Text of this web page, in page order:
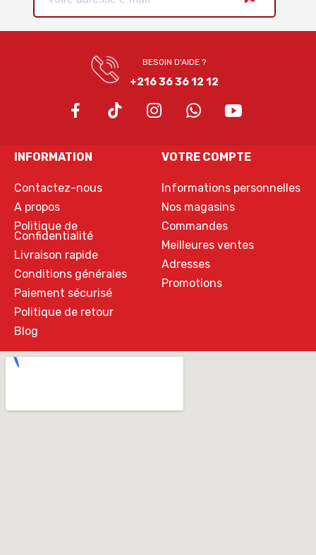
BESOIN D'AIDE ?
+216 36 36 12 12
INFORMATION
Contactez-nous
A propos
Politique de
Confidentialité
Livraison rapide
Conditions générales
Paiement sécurisé
Politique de retour
Blog
VOTRE COMPTE
Informations personnelles
Nos magasins
Commandes
Meilleures ventes
Adresses
Promotions